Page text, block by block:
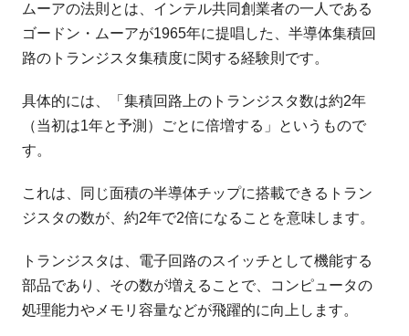
ムーアの法則とは、インテル共同創業者の一人である
ゴードン・ムーアが1965年に提唱した、半導体集積回
路のトランジスタ集積度に関する経験則です。
具体的には、「集積回路上のトランジスタ数は約2年
（当初は1年と予測）ごとに倍増する」というもので
す。
これは、同じ面積の半導体チップに搭載できるトラン
ジスタの数が、約2年で2倍になることを意味します。
トランジスタは、電子回路のスイッチとして機能する
部品であり、その数が増えることで、コンピュータの
処理能力やメモリ容量などが飛躍的に向上します。